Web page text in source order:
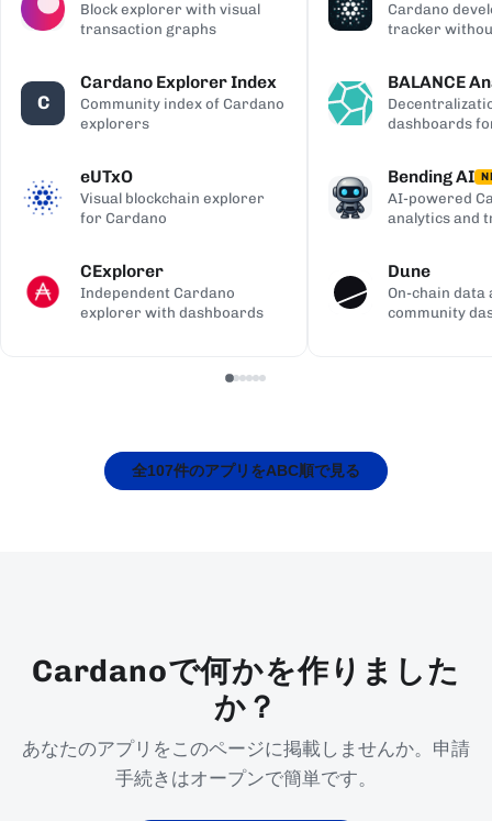
Block explorer with visual
transaction graphs
C
Cardano Explorer Index
Community index of Cardano
explorers
eUTxO
Visual blockchain explorer
for Cardano
CExplorer
Independent Cardano
explorer with dashboards
Cardano
tracker
BALANCE
dashboards
Bending AI
AI-powered
analytics and
Dune
On-chain data
community
全107件のアプリをABC順で見る
Cardanoで何かを作りました
か？
あなたのアプリをこのページに掲載しませんか。申請
手続きはオープンで簡単です。